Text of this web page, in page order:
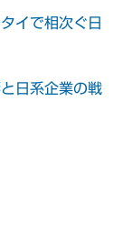
イで相次ぐ日
日系企業の戦